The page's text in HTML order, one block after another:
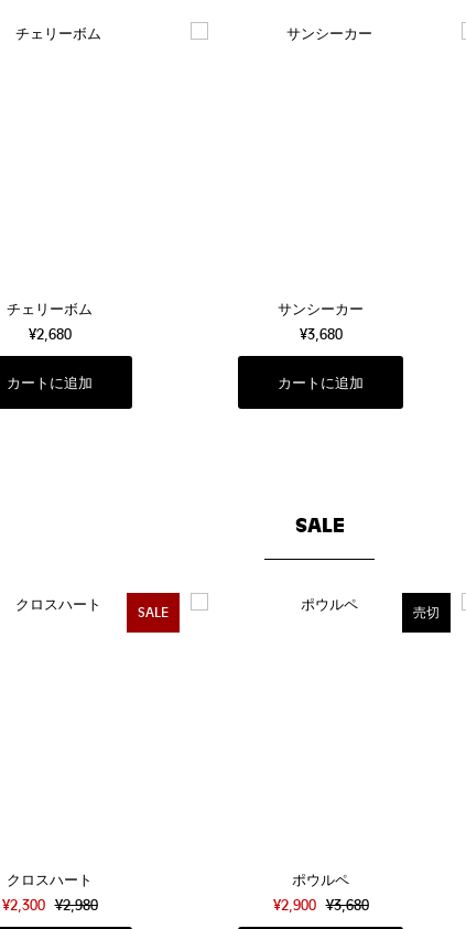
チェリーボム
¥2,680
サンシーカー
¥3,680
SALE
SALE
クロスハート
¥2,300 ¥2,980
売切
ポウルペ
¥2,900 ¥3,680